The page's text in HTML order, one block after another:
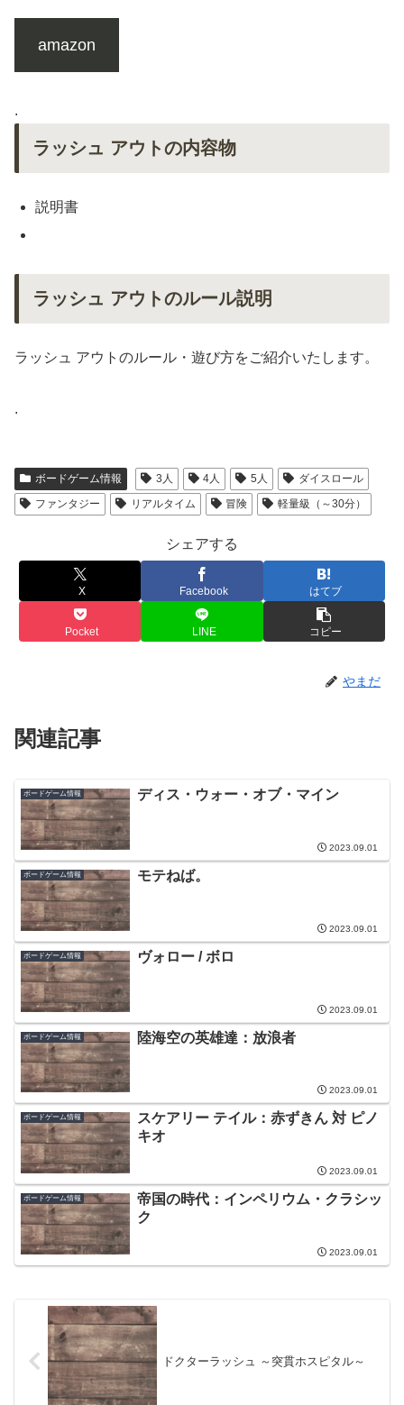
amazon
.
ラッシュ アウトの内容物
説明書
ラッシュ アウトのルール説明
ラッシュ アウトのルール・遊び方をご紹介いたします。
.
ボードゲーム情報 3人 4人 5人
ダイスロール
ファンタジー
リアルタイム 冒険 軽量級（～30分）
シェアする
X Facebook はてブ
Pocket LINE コピー
やまだ
関連記事
ボードゲーム情報 ディス・ウォー・オブ・マイン
2023.09.01
ボードゲーム情報 モテねば。
2023.09.01
ボードゲーム情報 ヴォロー / ボロ
2023.09.01
ボードゲーム情報 陸海空の英雄達：放浪者
2023.09.01
ボードゲーム情報
スケアリー テイル：赤ずきん 対 ピノ
キオ
2023.09.01
ボードゲーム情報
帝国の時代：インペリウム・クラシッ
ク
2023.09.01
ドクターラッシュ ～突貫ホスピタル～